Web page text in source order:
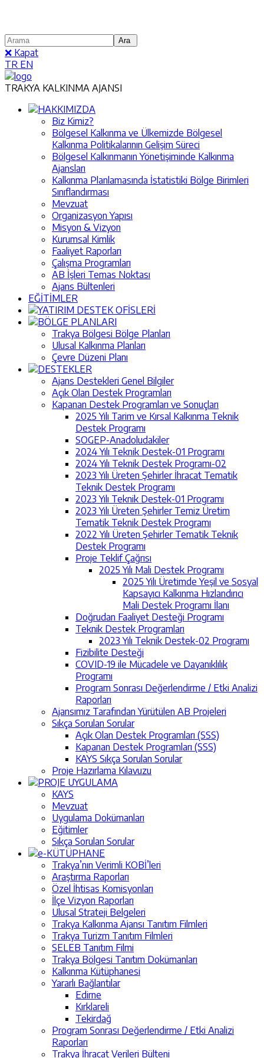
❌ Kapat
TR EN
TRAKYA KALKINMA AJANSI
HAKKIMIZDA
Biz Kimiz?
Bölgesel Kalkınma ve Ülkemizde Bölgesel
Kalkınma Politikalarının Gelişim Süreci
Bölgesel Kalkınmanın Yönetişiminde Kalkınma
Ajansları
Kalkınma Planlamasında İstatistiki Bölge Birimleri
Sınıflandırması
Mevzuat
Organizasyon Yapısı
Misyon & Vizyon
Kurumsal Kimlik
Faaliyet Raporları
Çalışma Programları
AB İşleri Temas Noktası
Ajans Bültenleri
EĞİTİMLER
YATIRIM DESTEK OFİSLERİ
BÖLGE PLANLARI
Trakya Bölgesi Bölge Planları
Ulusal Kalkınma Planları
Çevre Düzeni Planı
DESTEKLER
Ajans Destekleri Genel Bilgiler
Açık Olan Destek Programları
Kapanan Destek Programları ve Sonuçları
2025 Yılı Tarim ve Kırsal Kalkınma Teknik
Destek Programı
SOGEP-Anadoludakiler
2024 Yılı Teknik Destek-01 Programı
2024 Yılı Teknik Destek Programı-02
2023 Yılı Üreten Şehirler İhracat Tematik
Teknik Destek Programı
2023 Yılı Teknik Destek-01 Programı
2023 Yılı Üreten Şehirler Temiz Üretim
Tematik Teknik Destek Programı
2022 Yılı Üreten Şehirler Tematik Teknik
Destek Programı
Proje Teklif Çağrısı
2025 Yılı Mali Destek Programı
2025 Yılı Üretimde Yeşil ve Sosyal
Kapsayıcı Kalkınma Hızlandırıcı
Mali Destek Programı İlanı
Doğrudan Faaliyet Desteği Programı
Teknik Destek Programları
2023 Yılı Teknik Destek-02 Programı
Fizibilite Desteği
COVID-19 ile Mücadele ve Dayanıklılık
Programı
Program Sonrası Değerlendirme / Etki Analizi
Raporları
Ajansımız Tarafından Yürütülen AB Projeleri
Sıkça Sorulan Sorular
Açık Olan Destek Programları (SSS)
Kapanan Destek Programları (SSS)
KAYS Sıkça Sorulan Sorular
Proje Hazırlama Kılavuzu
PROJE UYGULAMA
KAYS
Mevzuat
Uygulama Dokümanları
Eğitimler
Sıkça Sorulan Sorular
e-KÜTÜPHANE
Trakya’nın Verimli KOBİ’leri
Araştırma Raporları
Özel İhtisas Komisyonları
İlçe Vizyon Raporları
Ulusal Strateji Belgeleri
Trakya Kalkınma Ajansı Tanıtım Filmleri
Trakya Turizm Tanıtım Filmleri
SELEB Tanıtım Filmi
Trakya Bölgesi Tanıtım Dokümanları
Kalkınma Kütüphanesi
Yararlı Bağlantılar
Edirne
Kırklareli
Tekirdağ
Program Sonrası Değerlendirme / Etki Analizi
Raporları
Trakya İhracat Verileri Bülteni